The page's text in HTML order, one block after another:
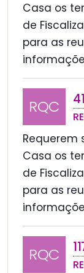
Casa os
de
para as
RQC
Requerem
Casa os
de
para as
RQC